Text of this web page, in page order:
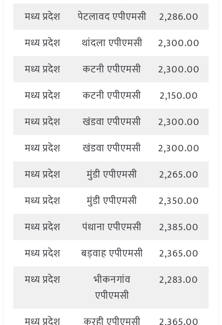
मध्य प्रदेश
पेटलावद एपीएमसी 2,286.00
मध्य प्रदेश
थांदला एपीएमसी 2,300.00
मध्य प्रदेश
कटनी एपीएमसी 2,300.00
मध्य प्रदेश
कटनी एपीएमसी 2,150.00
मध्य प्रदेश
खंडवा एपीएमसी 2,300.00
मध्य प्रदेश
खंडवा एपीएमसी 2,300.00
मध्य प्रदेश
मुंडी एपीएमसी 2,265.00
मध्य प्रदेश
मुंडी एपीएमसी 2,350.00
मध्य प्रदेश
पंधाना एपीएमसी 2,385.00
मध्य प्रदेश
बड़वाह एपीएमसी 2,365.00
मध्य प्रदेश
भीकनगांव
एपीएमसी
2,283.00